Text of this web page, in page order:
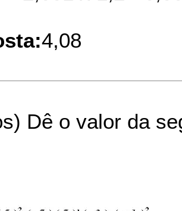
4,08
Dê o valor da